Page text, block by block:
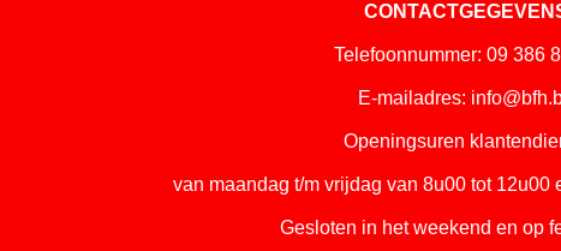
Telefoonnummer: 09 386
E-mailadres:
Openingsuren
van maandag t/m vrijdag van 8u00 tot 12u00
Gesloten in het weekend en op